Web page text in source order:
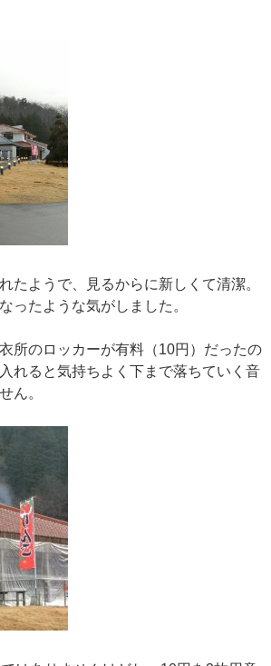
たようで、見るからに新しくて清潔。
ったような気がしました。
所のロッカーが有料（10円）だったの
れると気持ちよく下まで落ちていく音
ん。